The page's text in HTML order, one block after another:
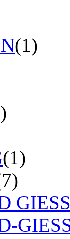
(1)
(1)